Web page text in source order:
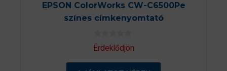
EPSON ColorWorks CW-C6500Pe
színes címkenyomtató
0
a
Érdeklődjön